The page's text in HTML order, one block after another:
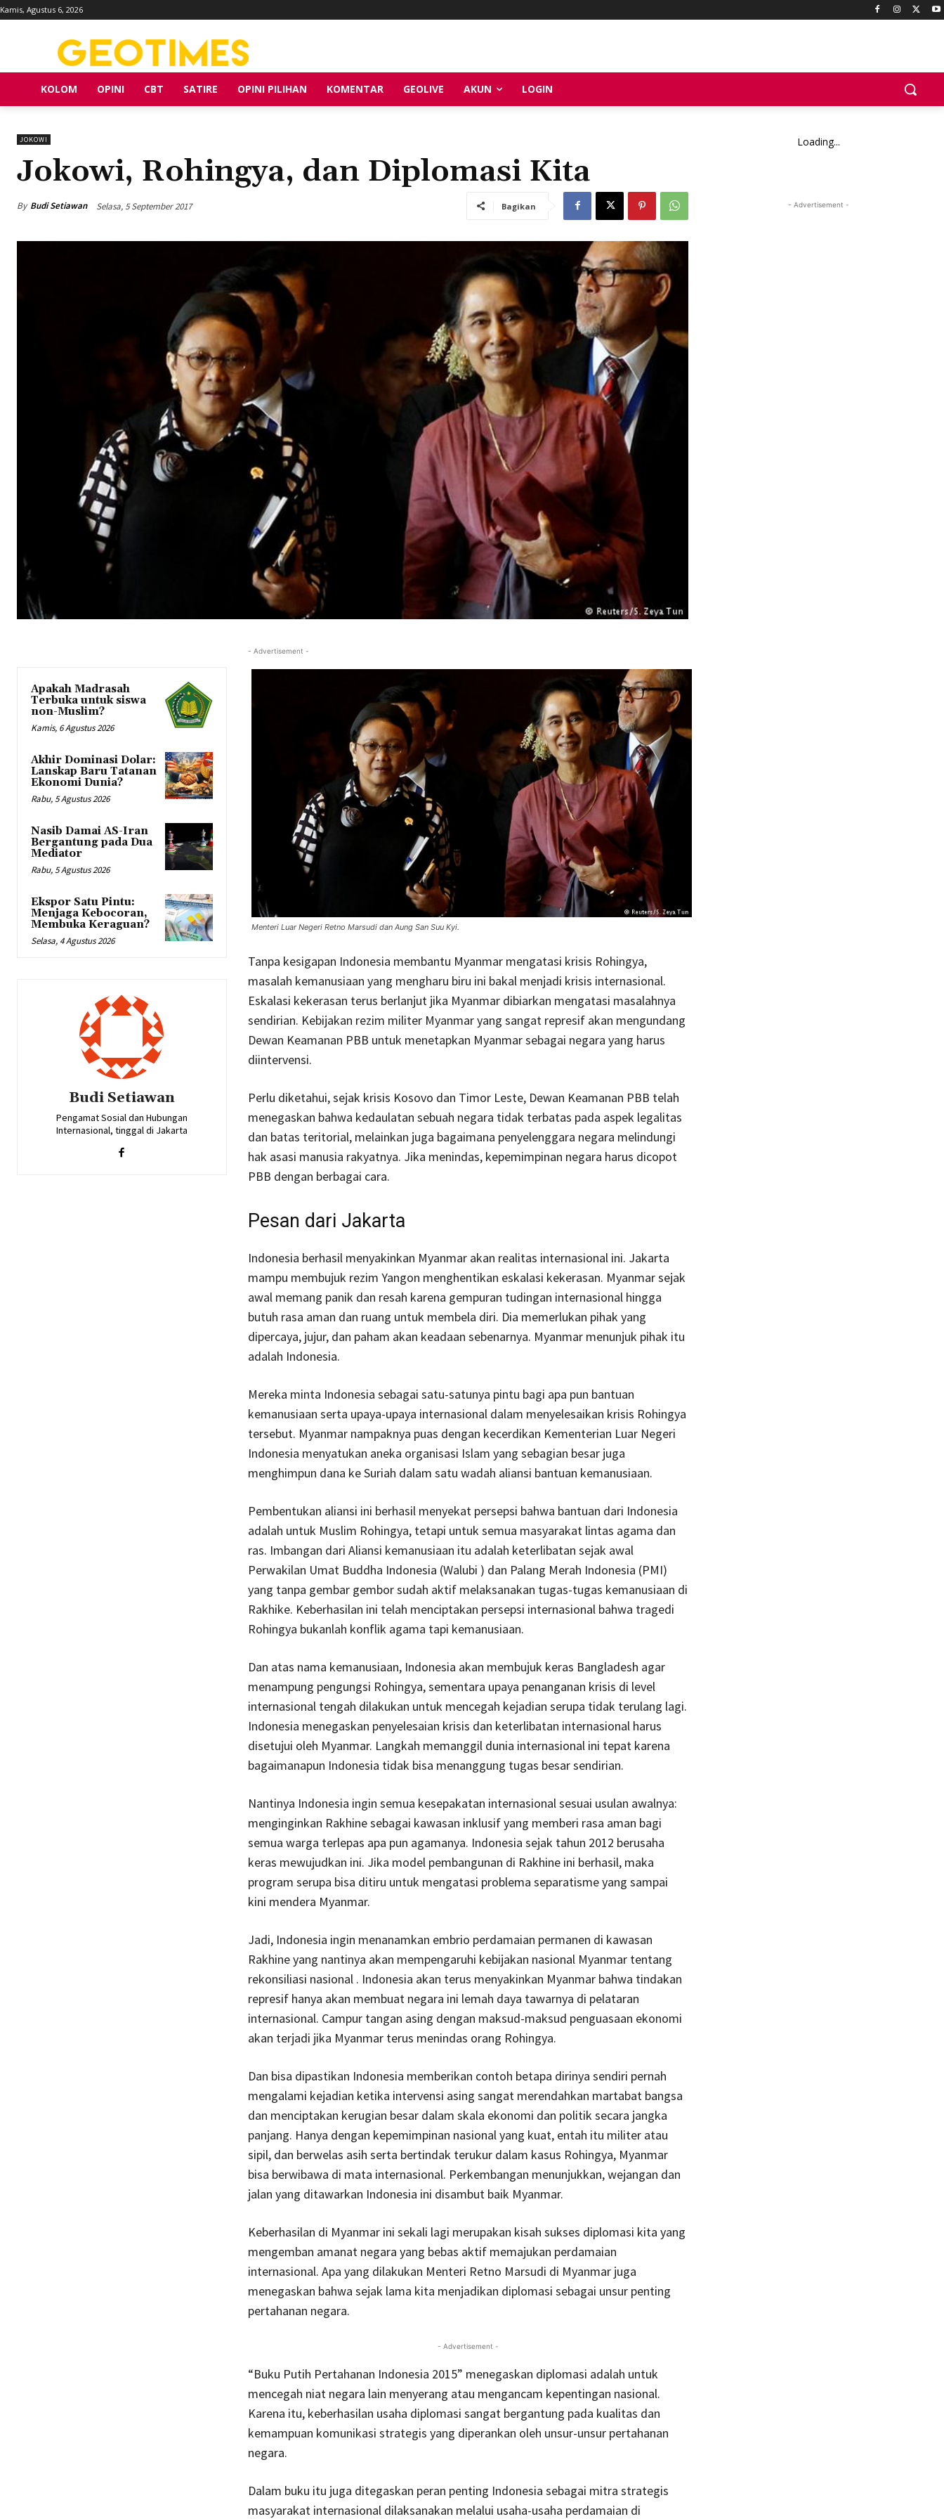
Kamis, Agustus 6, 2026
KOLOM OPINI CBT SATIRE OPINI PILIHAN KOMENTAR GEOLIVE AKUN LOGIN
JOKOWI
Jokowi, Rohingya, dan Diplomasi Kita
By Budi Setiawan Selasa, 5 September 2017 Bagikan
Apakah Madrasah
Terbuka untuk siswa
non-Muslim?
Kamis, 6 Agustus 2026
Akhir Dominasi Dolar:
Lanskap Baru Tatanan
Ekonomi Dunia?
Rabu, 5 Agustus 2026
Nasib Damai AS-Iran
Bergantung pada Dua
Mediator
Rabu, 5 Agustus 2026
Ekspor Satu Pintu:
Menjaga Kebocoran,
Membuka Keraguan?
Selasa, 4 Agustus 2026
Budi Setiawan
Pengamat Sosial dan Hubungan
Internasional, tinggal di Jakarta
- Advertisement -
Menteri Luar Negeri Retno Marsudi dan Aung San Suu Kyi.
Tanpa kesigapan Indonesia membantu Myanmar mengatasi krisis Rohingya,
masalah kemanusiaan yang mengharu biru ini bakal menjadi krisis internasional.
Eskalasi kekerasan terus berlanjut jika Myanmar dibiarkan mengatasi masalahnya
sendirian. Kebijakan rezim militer Myanmar yang sangat represif akan mengundang
Dewan Keamanan PBB untuk menetapkan Myanmar sebagai negara yang harus
diintervensi.
Perlu diketahui, sejak krisis Kosovo dan Timor Leste, Dewan Keamanan PBB telah
menegaskan bahwa kedaulatan sebuah negara tidak terbatas pada aspek legalitas
dan batas teritorial, melainkan juga bagaimana penyelenggara negara melindungi
hak asasi manusia rakyatnya. Jika menindas, kepemimpinan negara harus dicopot
PBB dengan berbagai cara.
Pesan dari Jakarta
Indonesia berhasil menyakinkan Myanmar akan realitas internasional ini. Jakarta
mampu membujuk rezim Yangon menghentikan eskalasi kekerasan. Myanmar sejak
awal memang panik dan resah karena gempuran tudingan internasional hingga
butuh rasa aman dan ruang untuk membela diri. Dia memerlukan pihak yang
dipercaya, jujur, dan paham akan keadaan sebenarnya. Myanmar menunjuk pihak itu
adalah Indonesia.
Mereka minta Indonesia sebagai satu-satunya pintu bagi apa pun bantuan
kemanusiaan serta upaya-upaya internasional dalam menyelesaikan krisis Rohingya
tersebut. Myanmar nampaknya puas dengan kecerdikan Kementerian Luar Negeri
Indonesia menyatukan aneka organisasi Islam yang sebagian besar juga
menghimpun dana ke Suriah dalam satu wadah aliansi bantuan kemanusiaan.
Pembentukan aliansi ini berhasil menyekat persepsi bahwa bantuan dari Indonesia
adalah untuk Muslim Rohingya, tetapi untuk semua masyarakat lintas agama dan
ras. Imbangan dari Aliansi kemanusiaan itu adalah keterlibatan sejak awal
Perwakilan Umat Buddha Indonesia (Walubi ) dan Palang Merah Indonesia (PMI)
yang tanpa gembar gembor sudah aktif melaksanakan tugas-tugas kemanusiaan di
Rakhike. Keberhasilan ini telah menciptakan persepsi internasional bahwa tragedi
Rohingya bukanlah konflik agama tapi kemanusiaan.
Dan atas nama kemanusiaan, Indonesia akan membujuk keras Bangladesh agar
menampung pengungsi Rohingya, sementara upaya penanganan krisis di level
internasional tengah dilakukan untuk mencegah kejadian serupa tidak terulang lagi.
Indonesia menegaskan penyelesaian krisis dan keterlibatan internasional harus
disetujui oleh Myanmar. Langkah memanggil dunia internasional ini tepat karena
bagaimanapun Indonesia tidak bisa menanggung tugas besar sendirian.
Nantinya Indonesia ingin semua kesepakatan internasional sesuai usulan awalnya:
menginginkan Rakhine sebagai kawasan inklusif yang memberi rasa aman bagi
semua warga terlepas apa pun agamanya. Indonesia sejak tahun 2012 berusaha
keras mewujudkan ini. Jika model pembangunan di Rakhine ini berhasil, maka
program serupa bisa ditiru untuk mengatasi problema separatisme yang sampai
kini mendera Myanmar.
Jadi, Indonesia ingin menanamkan embrio perdamaian permanen di kawasan
Rakhine yang nantinya akan mempengaruhi kebijakan nasional Myanmar tentang
rekonsiliasi nasional . Indonesia akan terus menyakinkan Myanmar bahwa tindakan
represif hanya akan membuat negara ini lemah daya tawarnya di pelataran
internasional. Campur tangan asing dengan maksud-maksud penguasaan ekonomi
akan terjadi jika Myanmar terus menindas orang Rohingya.
Dan bisa dipastikan Indonesia memberikan contoh betapa dirinya sendiri pernah
mengalami kejadian ketika intervensi asing sangat merendahkan martabat bangsa
dan menciptakan kerugian besar dalam skala ekonomi dan politik secara jangka
panjang. Hanya dengan kepemimpinan nasional yang kuat, entah itu militer atau
sipil, dan berwelas asih serta bertindak terukur dalam kasus Rohingya, Myanmar
bisa berwibawa di mata internasional. Perkembangan menunjukkan, wejangan dan
jalan yang ditawarkan Indonesia ini disambut baik Myanmar.
Keberhasilan di Myanmar ini sekali lagi merupakan kisah sukses diplomasi kita yang
mengemban amanat negara yang bebas aktif memajukan perdamaian
internasional. Apa yang dilakukan Menteri Retno Marsudi di Myanmar juga
menegaskan bahwa sejak lama kita menjadikan diplomasi sebagai unsur penting
pertahanan negara.
- Advertisement -
“Buku Putih Pertahanan Indonesia 2015” menegaskan diplomasi adalah untuk
mencegah niat negara lain menyerang atau mengancam kepentingan nasional.
Karena itu, keberhasilan usaha diplomasi sangat bergantung pada kualitas dan
kemampuan komunikasi strategis yang diperankan oleh unsur-unsur pertahanan
negara.
Dalam buku itu juga ditegaskan peran penting Indonesia sebagai mitra strategis
masyarakat internasional dilaksanakan melalui usaha-usaha perdamaian di
Loading...
- Advertisement -